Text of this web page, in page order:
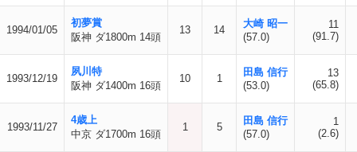
1994/01/05
初夢賞
阪神 ダ1800m 14頭
13 14
大崎 昭一
(57.0)
11
(91.7)
1993/12/19
夙川特
阪神 ダ1400m 16頭
10 1
田島 信行
(53.0)
13
(65.8)
1993/11/27
4歳上
中京 ダ1700m 16頭
1 5
田島 信行
(57.0)
1
(2.6)